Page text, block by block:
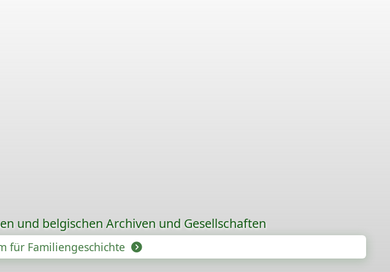
und belgischen Archiven und Gesellschaften
für Familiengeschichte